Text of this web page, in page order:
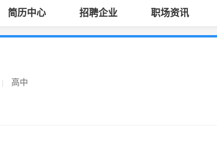
简历中心 招聘企业 职场资讯
高中